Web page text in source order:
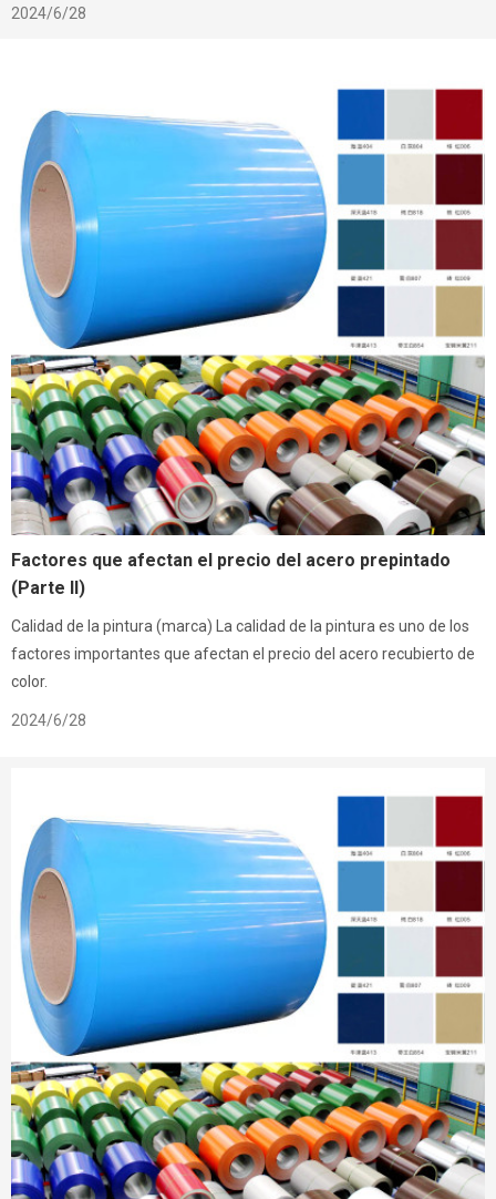
2024/6/28
Factores que afectan el precio del acero prepintado
(Parte II)
Calidad de la pintura (marca) La calidad de la pintura es uno de los
factores importantes que afectan el precio del acero recubierto de
color.
2024/6/28